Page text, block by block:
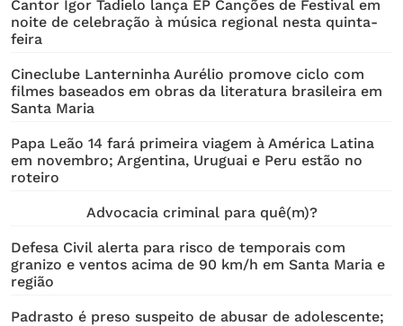
Cantor Igor Tadielo lança EP Canções de Festival em
noite de celebração à música regional nesta quinta-
feira
Cineclube Lanterninha Aurélio promove ciclo com
filmes baseados em obras da literatura brasileira em
Santa Maria
Papa Leão 14 fará primeira viagem à América Latina
em novembro; Argentina, Uruguai e Peru estão no
roteiro
Advocacia criminal para quê(m)?
Defesa Civil alerta para risco de temporais com
granizo e ventos acima de 90 km/h em Santa Maria e
região
Padrasto é preso suspeito de abusar de adolescente;